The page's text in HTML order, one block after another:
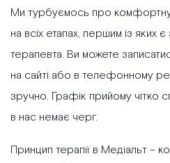
Ми турбуємось про комфортну
на всіх етапах, першим із яких
терапевта. Ви можете
на сайті або в телефонному
зручно. Графік прийому чітко
в нас немає черг.
Принцип терапії в Медіальт –